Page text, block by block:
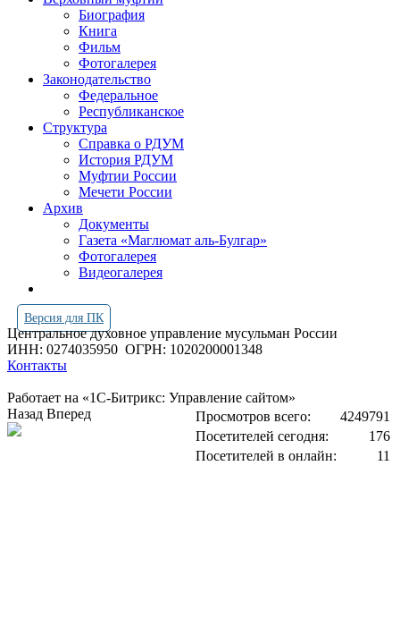
Биография
Книга
Фильм
Фотогалерея
Законодательство
Федеральное
Республиканское
Структура
Справка о РДУМ
История РДУМ
Муфтии России
Мечети России
Архив
Документы
Газета «Маглюмат аль-Булгар»
Фотогалерея
Видеогалерея
Версия для ПК
Центральное духовное управление мусульман России
ИНН: 0274035950 ОГРН: 1020200001348
Контакты
Работает на «1С-Битрикс: Управление сайтом»
Просмотров всего:
4249791
Посетителей сегодня:
176
Посетителей в онлайн:
11
Назад Вперед